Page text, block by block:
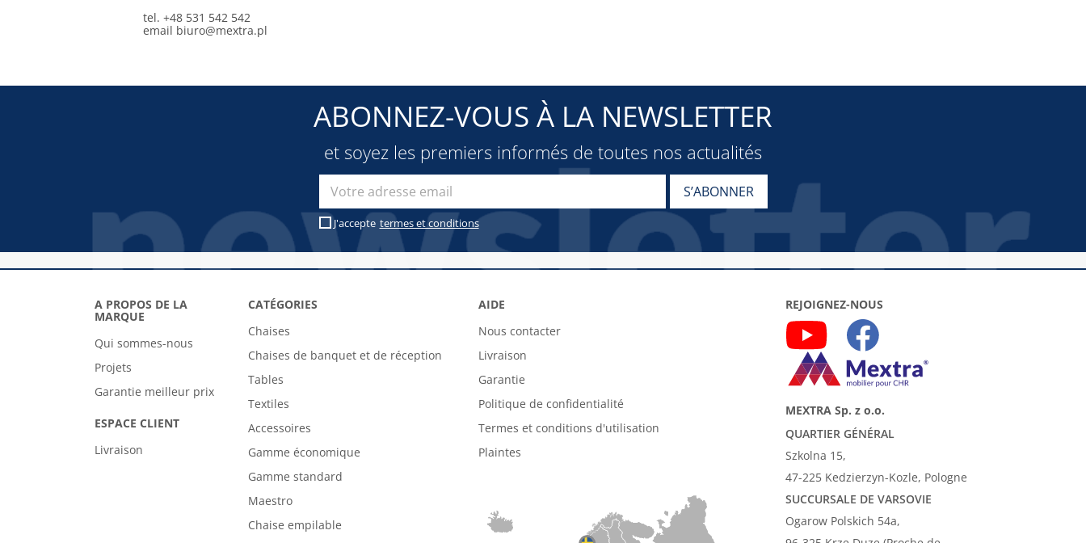
tel. +48 531 542 542
email biuro@mextra.pl
ABONNEZ-VOUS À LA NEWSLETTER
et soyez les premiers informés de toutes nos actualités
J'accepte termes et conditions
A PROPOS DE LA
MARQUE
Qui sommes-nous
Projets
Garantie meilleur prix
ESPACE CLIENT
Livraison
CATÉGORIES
Chaises
Chaises de banquet et de réception
Tables
Textiles
Accessoires
Gamme économique
Gamme standard
Maestro
Chaise empilable
AIDE
Nous contacter
Livraison
Garantie
Politique de confidentialité
Termes et conditions d'utilisation
Plaintes
REJOIGNEZ-NOUS
MEXTRA Sp. z o.o.
QUARTIER GÉNÉRAL
Szkolna 15,
47-225 Kedzierzyn-Kozle, Pologne
SUCCURSALE DE VARSOVIE
Ogarow Polskich 54a,